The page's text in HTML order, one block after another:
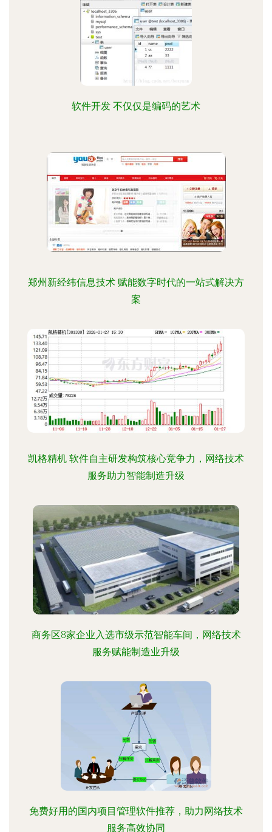
软件开发 不仅仅是编码的艺术
郑州新经纬信息技术 赋能数字时代的一站式解决方
案
凯格精机 软件自主研发构筑核心竞争力，网络技术
服务助力智能制造升级
商务区8家企业入选市级示范智能车间，网络技术
服务赋能制造业升级
免费好用的国内项目管理软件推荐，助力网络技术
服务高效协同